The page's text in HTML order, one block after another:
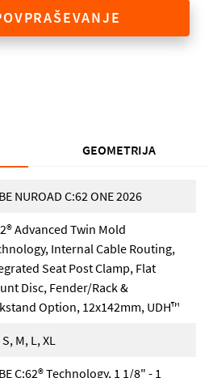
GEOMETRIJA
NUROAD C:62 ONE 2026
Advanced Twin Mold
Internal Cable Routing,
Seat Post Clamp, Flat
Disc, Fender/Rack &
Option, 12x142mm, UDH™
S, M, L, XL
C:62® Technology, 1 1/8" - 1